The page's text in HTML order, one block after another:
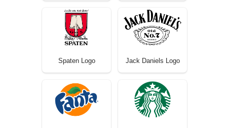
Spaten Logo Jack Daniels Logo